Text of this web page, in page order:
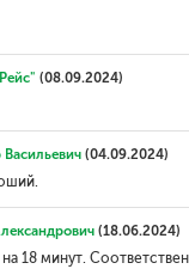
(08.09.2024)
(04.09.2024)
(18.06.2024)
18 минут.